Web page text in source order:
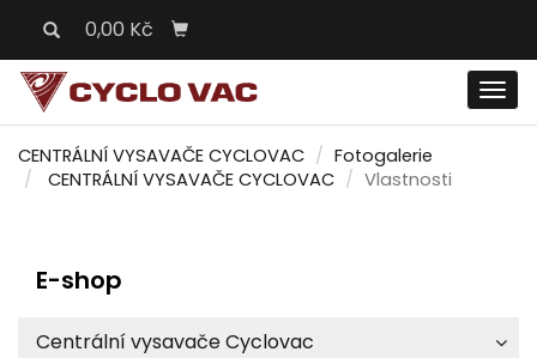
0,00 Kč
CENTRÁLNÍ VYSAVAČE CYCLOVAC
Fotogalerie
CENTRÁLNÍ VYSAVAČE CYCLOVAC
Vlastnosti
E-shop
Centrální vysavače Cyclovac